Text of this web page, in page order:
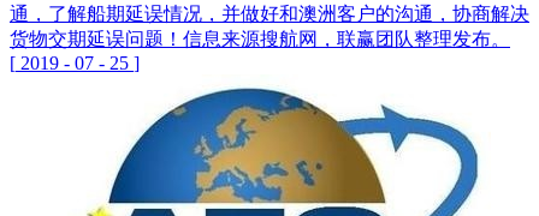
通，了解船期延误情况，并做好和澳洲客户的沟通，协商解决
货物交期延误问题！信息来源搜航网，联赢团队整理发布。
[ 2019 - 07 - 25 ]